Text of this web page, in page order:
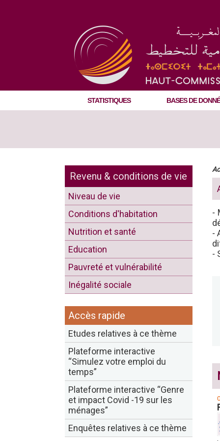
STATISTIQUES BASES DE
Revenu & conditions de vie
Niveau de vie
Conditions d'habitation
Nutrition et santé
Education
Pauvreté et vulnérabilité
Inégalité sociale
Accès rapide
Etudes relatives à ce thème
Plateforme interactive
“Simulez votre emploi du
temps”
Plateforme interactive “Genre
et impact Covid -19 sur les
ménages”
Enquêtes relatives à ce thème
-
-
-